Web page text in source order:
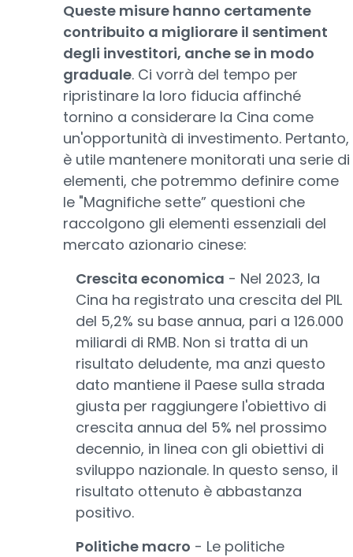
Queste misure hanno certamente
contribuito a migliorare il sentiment
degli investitori, anche se in modo
graduale. Ci vorrà del tempo per
ripristinare la loro fiducia affinché
tornino a considerare la Cina come
un'opportunità di investimento. Pertanto,
è utile mantenere monitorati una serie di
elementi, che potremmo definire come
le "Magnifiche sette” questioni che
raccolgono gli elementi essenziali del
mercato azionario cinese:
Crescita economica - Nel 2023, la
Cina ha registrato una crescita del PIL
del 5,2% su base annua, pari a 126.000
miliardi di RMB. Non si tratta di un
risultato deludente, ma anzi questo
dato mantiene il Paese sulla strada
giusta per raggiungere l'obiettivo di
crescita annua del 5% nel prossimo
decennio, in linea con gli obiettivi di
sviluppo nazionale. In questo senso, il
risultato ottenuto è abbastanza
positivo.
Politiche macro - Le politiche